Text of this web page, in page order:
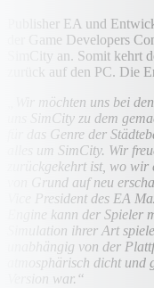
Publisher EA und
der Game Developers
SimCity an. Somit kehrt
zurück auf den PC. Die
„Wir möchten uns bei
uns SimCity zu dem
für das Genre der
alles um SimCity. Wir
zurückgekehrt ist, wo
von Grund auf neu
Vice President des EA
Engine kann der
Simulation ihrer Art
unabhängig von der
atmosphärisch dicht
Version war.“